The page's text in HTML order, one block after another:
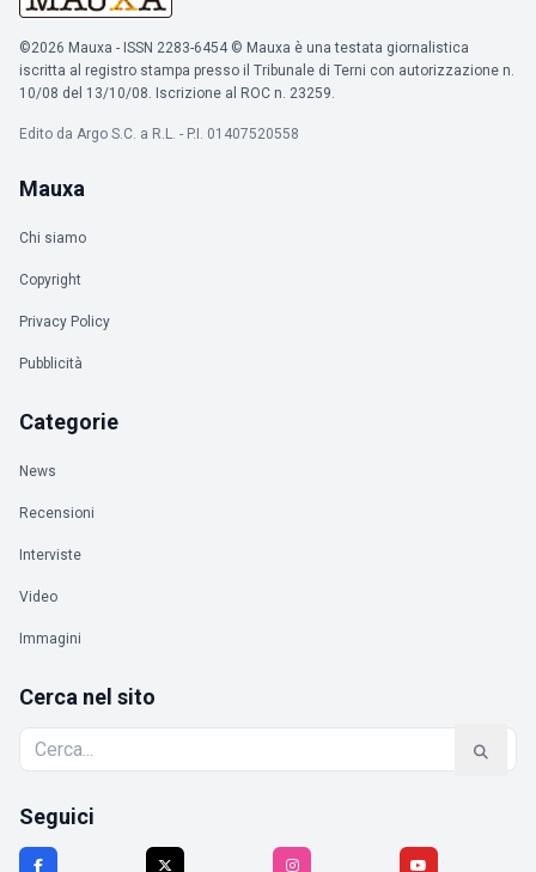
©2026 Mauxa - ISSN 2283-6454 © Mauxa è una testata giornalistica
iscritta al registro stampa presso il Tribunale di Terni con autorizzazione n.
10/08 del 13/10/08. Iscrizione al ROC n. 23259.
Edito da Argo S.C. a R.L. - P.I. 01407520558
Mauxa
Chi siamo
Copyright
Privacy Policy
Pubblicità
Categorie
News
Recensioni
Interviste
Video
Immagini
Cerca nel sito
Seguici